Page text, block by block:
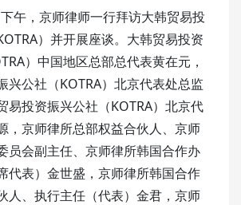
午，京师律师一行拜访大韩贸易投
）并开展座谈。大韩贸易投资
）中国地区总部总代表黄在元，
兴公社（KOTRA）北京代表处总监
易投资振兴公社（KOTRA）北京代
，京师律所总部权益合伙人、京师
员会副主任、京师律所韩国合作办
代表）金世盛，京师律所韩国合作
人、执行主任（代表）金君，京师